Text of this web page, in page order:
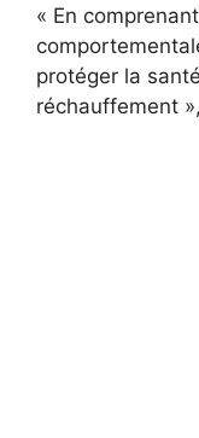
« En
protéger la
réchauffement